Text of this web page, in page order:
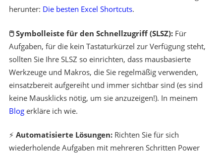
herunter: Die besten Excel Shortcuts.
🖱 Symbolleiste für den Schnellzugriff(SLSZ): Für
Aufgaben, für die kein Tastaturkürzel zur Verfügung steht,
sollten Sie Ihre SLSZ so einrichten, dass mausbasierte
Werkzeuge und Makros, die Sie regelmäßig verwenden,
einsatzbereit aufgereiht und immer sichtbar sind (es sind
keine Mausklicks nötig, um sie anzuzeigen!). In meinem
Blogerkläre ich wie.
⚡ Automatisierte Lösungen: Richten Sie für sich
wiederholende Aufgaben mit mehreren Schritten Power